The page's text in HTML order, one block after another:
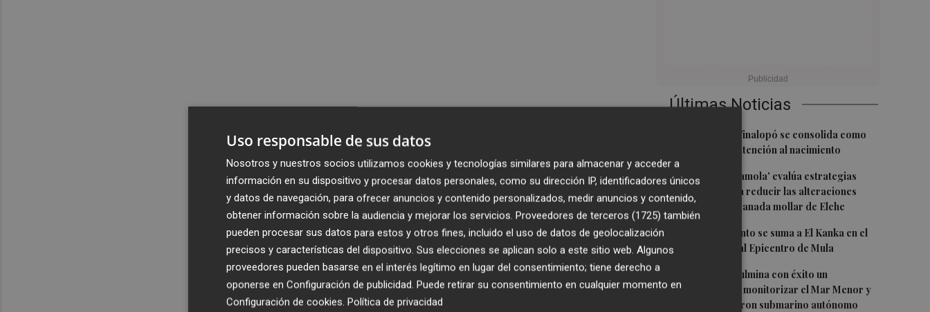
Últimas Noticias
El Hospital del Vinalopó se consolida como
referente en la atención al nacimiento
2 El proyecto 'Gramola' evalúa estrategias
sostenibles para reducir las alteraciones
internas de la granada mollar de Elche
3
María Escarmiento se suma a El Kanka en el
cartel del festival Epicentro de Mula
4
UPCT Makers culmina con éxito un
catamarán para monitorizar el Mar Menor y
ya prepara un dron submarino autónomo
Uso responsable de sus datos
Nosotros y nuestros socios utilizamos cookies y tecnologías similares para almacenar y acceder a
información en su dispositivo y procesar datos personales, como su dirección IP, identificadores únicos
y datos de navegación, para ofrecer anuncios y contenido personalizados, medir anuncios y contenido,
obtener información sobre la audiencia y mejorar los servicios. Proveedores de terceros (1725) también
pueden procesar sus datos para estos y otros fines, incluido el uso de datos de geolocalización
precisos y características del dispositivo. Sus elecciones se aplican solo a este sitio web. Algunos
proveedores pueden basarse en el interés legítimo en lugar del consentimiento; tiene derecho a
oponerse en Configuración de publicidad. Puede retirar su consentimiento en cualquier momento en
Configuración de cookies. Política de privacidad